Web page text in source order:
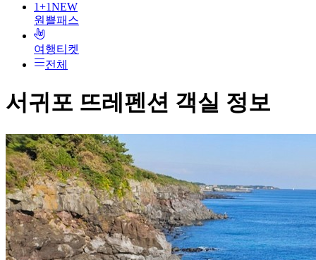
1+1NEW
원쁠패스
여행티켓
전체
서귀포 뜨레펜션 객실 정보